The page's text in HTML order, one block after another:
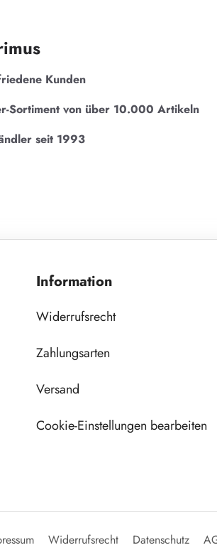
Kunden
Sortiment von über 10.000 Artikeln
seit 1993
Information
Widerrufsrecht
Zahlungsarten
Versand
Cookie-Einstellungen bearbeiten
Widerrufsrecht Datenschutz